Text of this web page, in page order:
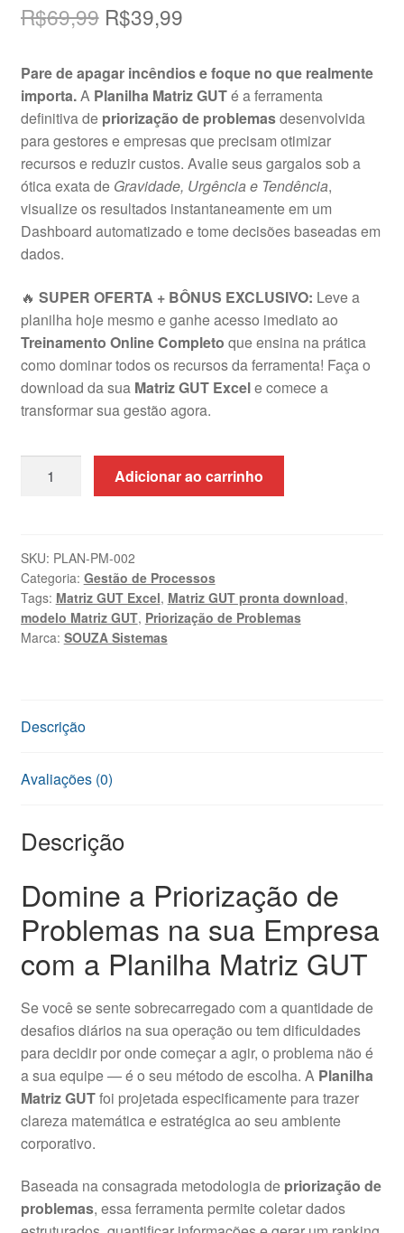
R$69,99 O
original
era:
R$69,99.
R$39,99O
atual
é:
R$39,99.
Pare de apagar incêndios e foque no que realmente
importa.A Planilha Matriz GUTé a ferramenta
definitiva de priorização de problemasdesenvolvida
para gestores e empresas que precisam otimizar
recursos e reduzir custos. Avalie seus gargalos sob a
ótica exata de Gravidade, Urgência e Tendência,
visualize os resultados instantaneamente em um
Dashboard automatizado e tome decisões baseadas em
dados.
🔥 SUPER OFERTA + BÔNUS EXCLUSIVO: Leve a
planilha hoje mesmo e ganhe acesso imediato ao
Treinamento Online Completo que ensina na prática
como dominar todos os recursos da ferramenta! Faça o
download da sua Matriz GUT Excele comece a
transformar sua gestão agora.
Matriz
de
Problemas
Excel
quantidade
Adicionar ao carrinho
SKU: PLAN-PM-002
Categoria: Gestão de Processos
Tags: Matriz GUT Excel, Matriz GUT pronta download,
modelo Matriz GUT, Priorização de Problemas
Marca: SOUZA Sistemas
Descrição
Avaliações (0)
Descrição
Domine a Priorização de
Problemas na sua Empresa
com a Planilha Matriz GUT
Se você se sente sobrecarregado com a quantidade de
desafios diários na sua operação ou tem dificuldades
para decidir por onde começar a agir, o problema não é
a sua equipe — é o seu método de escolha. A Planilha
Matriz GUTfoi projetada especificamente para trazer
clareza matemática e estratégica ao seu ambiente
corporativo.
Baseada na consagrada metodologia de priorização de
problemas, essa ferramenta permite coletar dados